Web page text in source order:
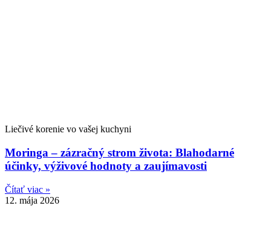
Liečivé korenie vo vašej kuchyni
Moringa – zázračný strom života: Blahodarné
účinky, výživové hodnoty a zaujímavosti
Čítať viac »
12. mája 2026